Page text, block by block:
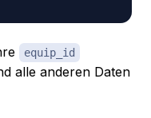
equip_id
alle anderen Daten